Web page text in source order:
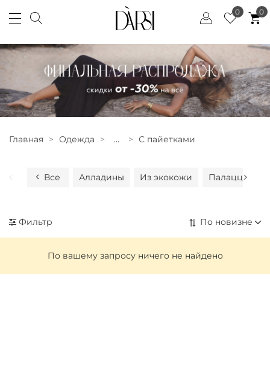
0 0
Главная Одежда ... С пайетками
Все Алладины Из экокожи Палаццо
Фильтр
По вашему запросу ничего не найдено